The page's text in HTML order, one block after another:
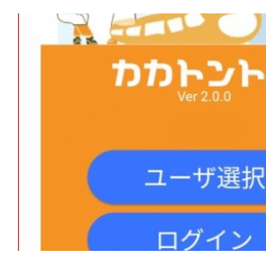
#取材・ライティング
#写真撮影
#動画
#ドローン撮影(空撮)
#イラスト制作
#名刺・パンフレ
#SDGsサポート
#IT導入補助金
#WEBサーバ移転
#AWS構築
#IoT関連
#Androidアプリ開発
#インソーシングコンサ
#JIS X 8341-3規格
#業務ツール #PHP